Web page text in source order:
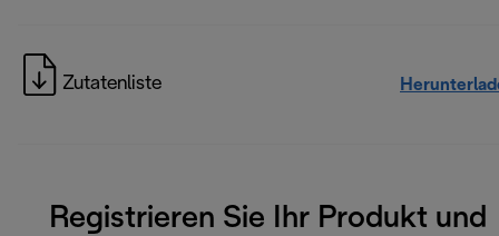
Zutatenliste
Registrieren Sie Ihr Produkt und